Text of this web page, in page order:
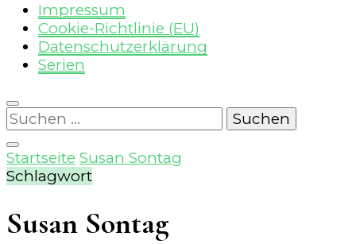
Impressum
Cookie-Richtlinie (EU)
Datenschutzerklärung
Serien
Suchen
nach:
Startseite Susan Sontag
Schlagwort
Susan Sontag